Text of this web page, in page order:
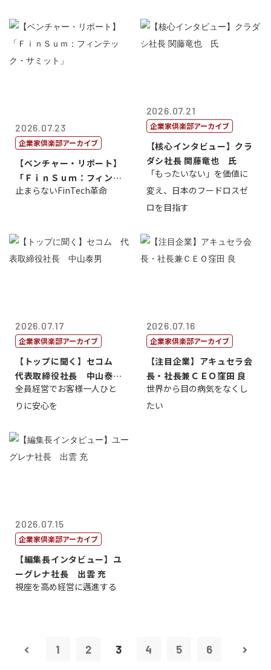
2026.07.23
企業家倶楽部アーカイブ
【ベンチャー・リポート】
「ＦｉｎＳｕｍ：フィンテ
ック・サミッ...
止まらないFinTech革命
2026.07.21
企業家倶楽部アーカイブ
【核心インタビュー】クラ
ダシ社長 関藤竜也 氏
「もったいない」を価値に
変え、日本のフードロスゼ
ロを目指す
2026.07.17
企業家倶楽部アーカイブ
【トップに聞く】セコム
代表取締役社長 中山泰
男
全員経営でお客様一人ひと
りに安心を
2026.07.16
企業家倶楽部アーカイブ
【注目企業】アキュセラ会
長・社長兼ＣＥＯ窪田 良
世界から目の病気をなくし
たい
2026.07.15
企業家倶楽部アーカイブ
【編集長インタビュー】ユ
ーグレナ社長 出雲 充
視座を高め経営に邁進する
1 2 3 4 5 6